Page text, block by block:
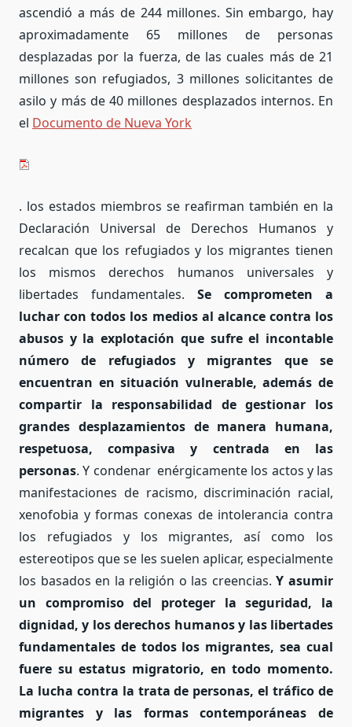
ascendió a más de 244 millones. Sin embargo, hay
aproximadamente 65 millones de personas
desplazadas por la fuerza, de las cuales más de 21
millones son refugiados, 3 millones solicitantes de
asilo y más de 40 millones desplazados internos. En
el Documento de Nueva York
. los estados miembros se reafirman también en la
Declaración Universal de Derechos Humanos y
recalcan que los refugiados y los migrantes tienen
los mismos derechos humanos universales y
libertades fundamentales. Se comprometen a
luchar con todos los medios al alcance contra los
abusos y la explotación que sufre el incontable
número de refugiados y migrantes que se
encuentran en situación vulnerable, además de
compartir la responsabilidad de gestionar los
grandes desplazamientos de manera humana,
respetuosa, compasiva y centrada en las
personas. Y condenar enérgicamente los actos y las
manifestaciones de racismo, discriminación racial,
xenofobia y formas conexas de intolerancia contra
los refugiados y los migrantes, así como los
estereotipos que se les suelen aplicar, especialmente
los basados en la religión o las creencias.Y asumir
un compromiso del proteger la seguridad, la
dignidad, y los derechos humanos y las libertades
fundamentales de todos los migrantes, sea cual
fuere su estatus migratorio, en todo momento.
La lucha contra la trata de personas, el tráfico de
migrantes y las formas contemporáneas de